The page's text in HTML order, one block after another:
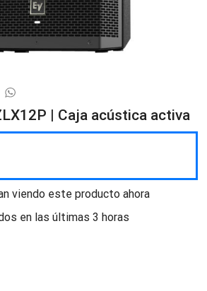
| Caja acústica activa
viendo este producto ahora
en las últimas 3 horas